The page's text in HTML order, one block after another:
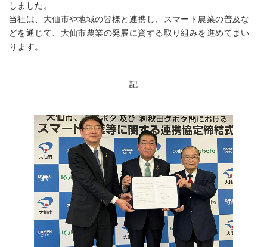
しました。
当社は、大仙市や地域の皆様と連携し、スマート農業の普及な
どを通じて、大仙市農業の発展に資する取り組みを進めてまい
ります。
記